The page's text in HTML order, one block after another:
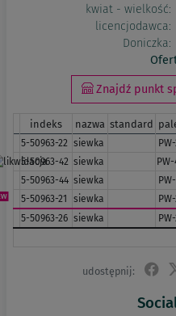
kwiat - wielkość:
licencjodawca:
Doniczka:
Znajdź punkt
indeks nazwa standard
5-50963-22 siewka
5-50963-42 siewka
5-50963-44 siewka
5-50963-21
siewka
5-50963-26 siewka
udostępnij: